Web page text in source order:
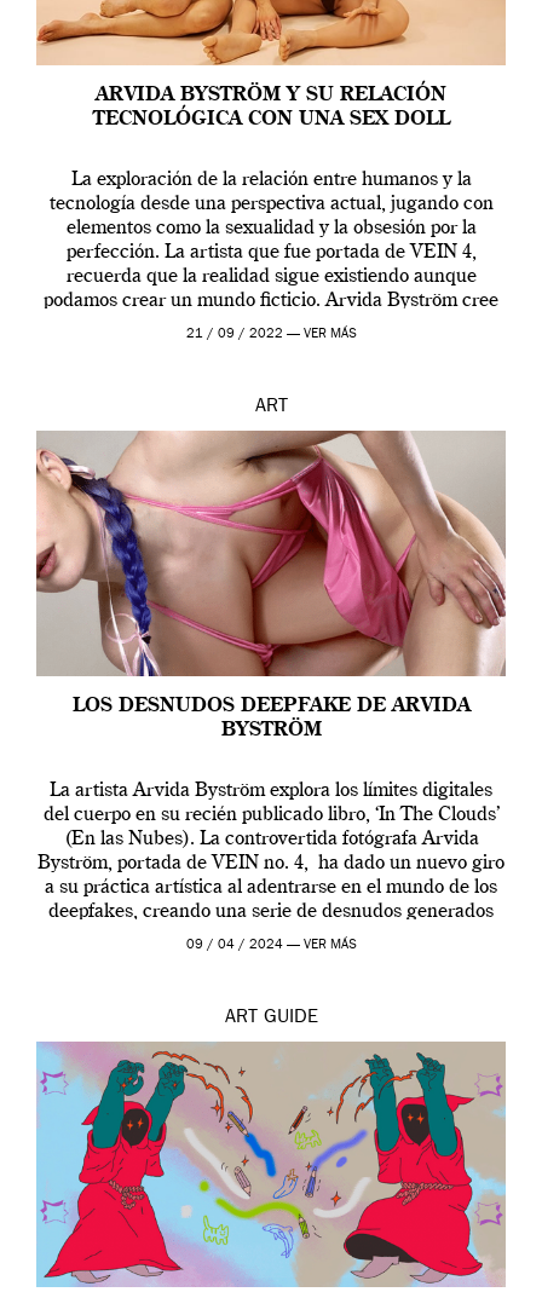
ARVIDA BYSTRÖM Y SU RELACIÓN
TECNOLÓGICA CON UNA SEX DOLL
La exploración de la relación entre humanos y la
tecnología desde una perspectiva actual, jugando con
elementos como la sexualidad y la obsesión por la
perfección. La artista que fue portada de VEIN 4,
recuerda que la realidad sigue existiendo aunque
podamos crear un mundo ficticio. Arvida Byström cree
que los humanos tienen un complejo […]
21 / 09 / 2022 — VER MÁS
ART
LOS DESNUDOS DEEPFAKE DE ARVIDA
BYSTRÖM
La artista Arvida Byström explora los límites digitales
del cuerpo en su recién publicado libro, ‘In The Clouds’
(En las Nubes). La controvertida fotógrafa Arvida
Byström, portada de VEIN no. 4, ha dado un nuevo giro
a su práctica artística al adentrarse en el mundo de los
deepfakes, creando una serie de desnudos generados
por […]
09 / 04 / 2024 — VER MÁS
ART GUIDE